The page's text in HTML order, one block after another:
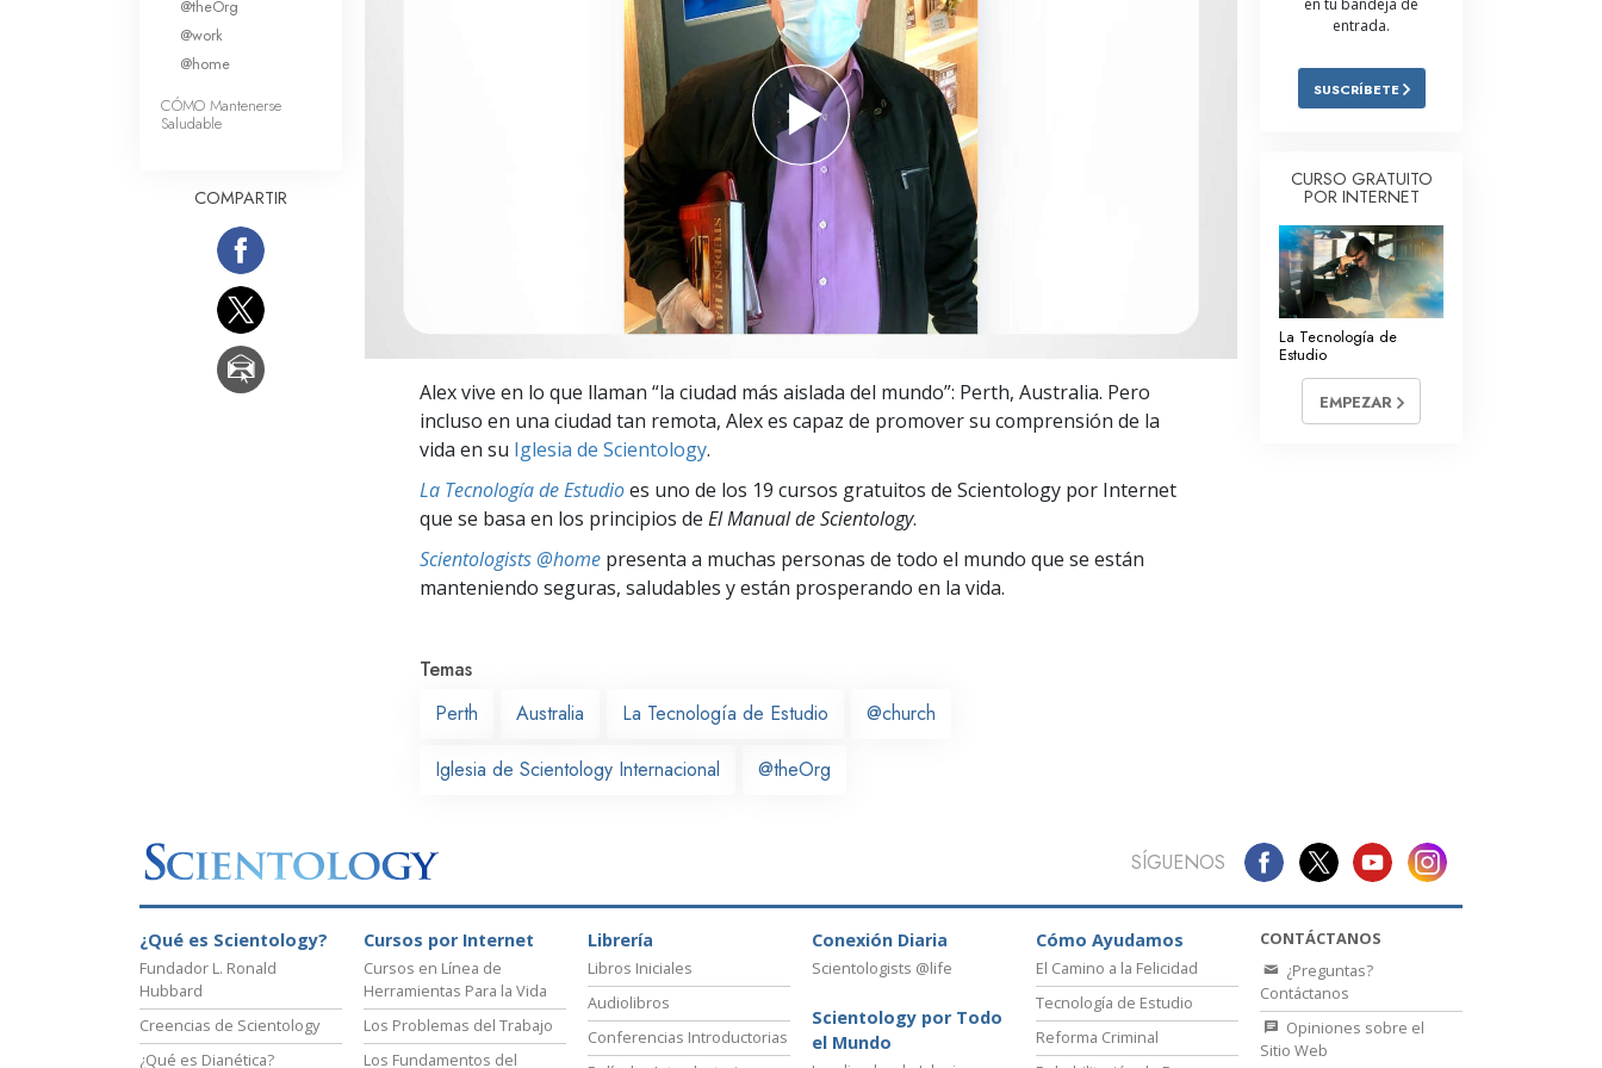
Respuestas a las Drogas
La Causa de la Supresión
Investigaciones
Los Fundamentos de la Organización
Los Fundamentos de las Relaciones
Alex vive en lo que llaman “la ciudad más aislada del mundo”: Perth, Australia. Pero
incluso en una ciudad tan remota, Alex es capaz de promover su comprensión de la
vida en su Iglesia de Scientology.
La Tecnología de Estudioes uno de los 19 cursos gratuitos de Scientology por Internet
que se basa en los principios de El Manual de Scientology.
Scientologists @home presenta a muchas personas de todo el mundo que se están
manteniendo seguras, saludables y están prosperando en la vida.
Temas
Perth
Australia La Tecnología de Estudio @church
Iglesia de Scientology Internacional @theOrg
@theOrg
@work
@home
CÓMO Mantenerse
Saludable
COMPARTIR
en tu bandeja de
entrada.
SUSCRÍBETE
CURSO GRATUITO
POR INTERNET
La Tecnología de
Estudio
EMPEZAR
SÍGUENOS
¿Qué es Scientology?
Fundador L. Ronald
Hubbard
Creencias de Scientology
¿Qué es Dianética?
Cursos por Internet
Cursos en Línea de
Herramientas Para la Vida
Los Problemas del Trabajo
Los Fundamentos del
Librería
Libros Iniciales
Audiolibros
Conferencias Introductorias
Conexión Diaria
Scientologists @life
Scientology por Todo
el Mundo
Cómo Ayudamos
El Camino a la Felicidad
Tecnología de Estudio
Reforma Criminal
CONTÁCTANOS
¿Preguntas?
Contáctanos
Opiniones sobre el
Sitio Web